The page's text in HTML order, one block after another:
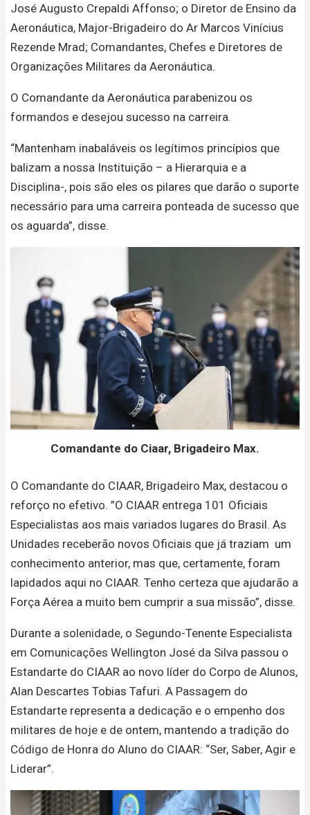
José Augusto Crepaldi Affonso; o Diretor de Ensino da
Aeronáutica, Major-Brigadeiro do Ar Marcos Vinícius
Rezende Mrad; Comandantes, Chefes e Diretores de
Organizações Militares da Aeronáutica.
O Comandante da Aeronáutica parabenizou os
formandos e desejou sucesso na carreira.
“Mantenham inabaláveis os legítimos princípios que
balizam a nossa Instituição – a Hierarquia e a
Disciplina-, pois são eles os pilares que darão o suporte
necessário para uma carreira ponteada de sucesso que
os aguarda”, disse.
Comandante do Ciaar, Brigadeiro Max.
O Comandante do CIAAR, Brigadeiro Max, destacou o
reforço no efetivo. ”O CIAAR entrega 101 Oficiais
Especialistas aos mais variados lugares do Brasil. As
Unidades receberão novos Oficiais que já traziam um
conhecimento anterior, mas que, certamente, foram
lapidados aqui no CIAAR. Tenho certeza que ajudarão a
Força Aérea a muito bem cumprir a sua missão”, disse.
Durante a solenidade, o Segundo-Tenente Especialista
em Comunicações Wellington José da Silva passou o
Estandarte do CIAAR ao novo líder do Corpo de Alunos,
Alan Descartes Tobias Tafuri. A Passagem do
Estandarte representa a dedicação e o empenho dos
militares de hoje e de ontem, mantendo a tradição do
Código de Honra do Aluno do CIAAR: “Ser, Saber, Agir e
Liderar”.